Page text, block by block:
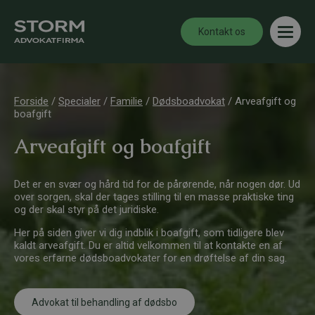
Kontakt os
Forside / Specialer / Familie / Dødsboadvokat / Arveafgift og
boafgift
Arveafgift og boafgift
Det er en svær og hård tid for de pårørende, når nogen dør. Ud
over sorgen, skal der tages stilling til en masse praktiske ting
og der skal styr på det juridiske.
Her på siden giver vi dig indblik i boafgift, som tidligere blev
kaldt arveafgift. Du er altid velkommen til at kontakte en af
vores erfarne dødsboadvokater for en drøftelse af din sag.
Advokat til behandling af dødsbo